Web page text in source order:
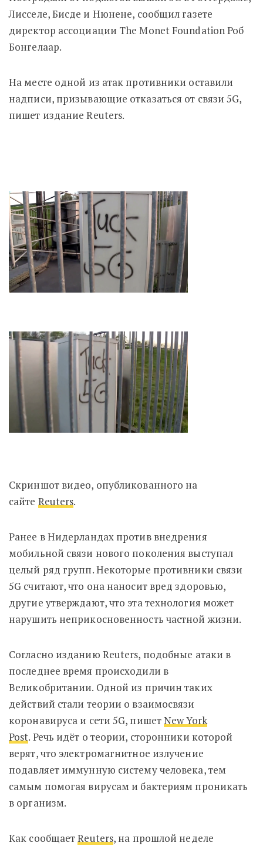
Лисселе, Бисде и Нюнене, сообщил газете
директор ассоциации The Monet Foundation Роб
Бонгелаар.
На месте одной из атак противники оставили
надписи, призывающие отказаться от связи 5G,
пишет издание Reuters.
Скриншот видео, опубликованного на
сайте Reuters.
Ранее в Нидерландах против внедрения
мобильной связи нового поколения выступал
целый ряд групп. Некоторые противники связи
5G считают, что она наносит вред здоровью,
другие утверждают, что эта технология может
нарушить неприкосновенность частной жизни.
Согласно изданию Reuters, подобные атаки в
последнее время происходили в
Великобритании. Одной из причин таких
действий стали теории о взаимосвязи
коронавируса и сети 5G, пишетNew York
Post. Речь идёт о теории, сторонники которой
верят, что электромагнитное излучение
подавляет иммунную систему человека, тем
самым помогая вирусам и бактериям проникать
в организм.
Как сообщаетReuters, на прошлой неделе